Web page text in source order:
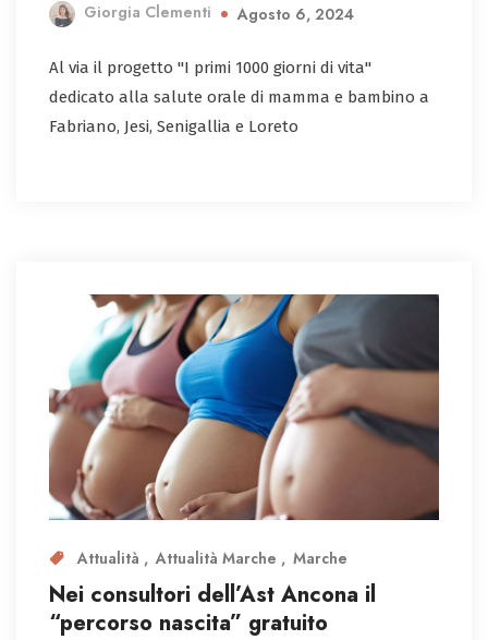
Giorgia Clementi Agosto 6, 2024
Al via il progetto "I primi 1000 giorni di vita"
dedicato alla salute orale di mamma e bambino a
Fabriano, Jesi, Senigallia e Loreto
Attualità Attualità Marche Marche
Nei consultori dell’Ast Ancona il
“percorso nascita” gratuito